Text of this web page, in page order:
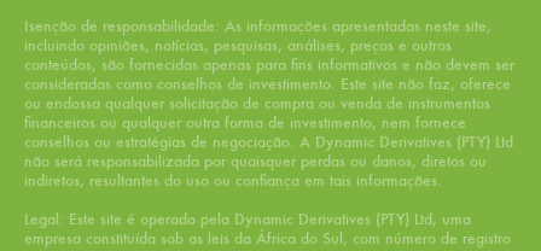
Isenção de responsabilidade: As informações apresentadas neste site,
incluindo opiniões, notícias, pesquisas, análises, preços e outros
conteúdos, são fornecidas apenas para fins informativos e não devem ser
consideradas como conselhos de investimento. Este site não faz, oferece
ou endossa qualquer solicitação de compra ou venda de instrumentos
financeiros ou qualquer outra forma de investimento, nem fornece
conselhos ou estratégias de negociação. A Dynamic Derivatives (PTY) Ltd
não será responsabilizada por quaisquer perdas ou danos, diretos ou
indiretos, resultantes do uso ou confiança em tais informações.
Legal: Este site é operado pela Dynamic Derivatives (PTY) Ltd, uma
empresa constituída sob as leis da África do Sul, com número de registro